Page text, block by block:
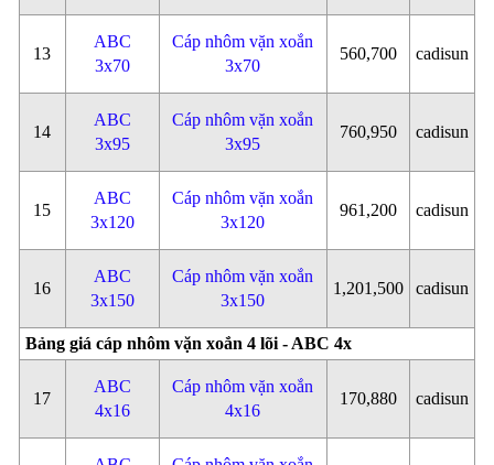
13
ABC
3x70
Cáp nhôm vặn xoắn
3x70
560,700 cadisun
14
ABC
3x95
Cáp nhôm vặn xoắn
3x95
760,950 cadisun
15
ABC
3x120
Cáp nhôm vặn xoắn
3x120
961,200 cadisun
16
ABC
3x150
Cáp nhôm vặn xoắn
3x150
1,201,500 cadisun
Bảng giá cáp nhôm vặn xoắn 4 lõi - ABC 4x
17
ABC
4x16
Cáp nhôm vặn xoắn
4x16
170,880 cadisun